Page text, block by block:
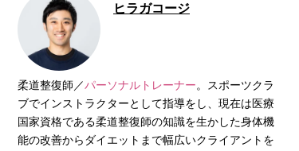
ヒラガコージ
柔道整復師／パーソナルトレーナー。スポーツクラ
ブでインストラクターとして指導をし、現在は医療
国家資格である柔道整復師の知識を生かした身体機
能の改善からダイエットまで幅広いクライアントを